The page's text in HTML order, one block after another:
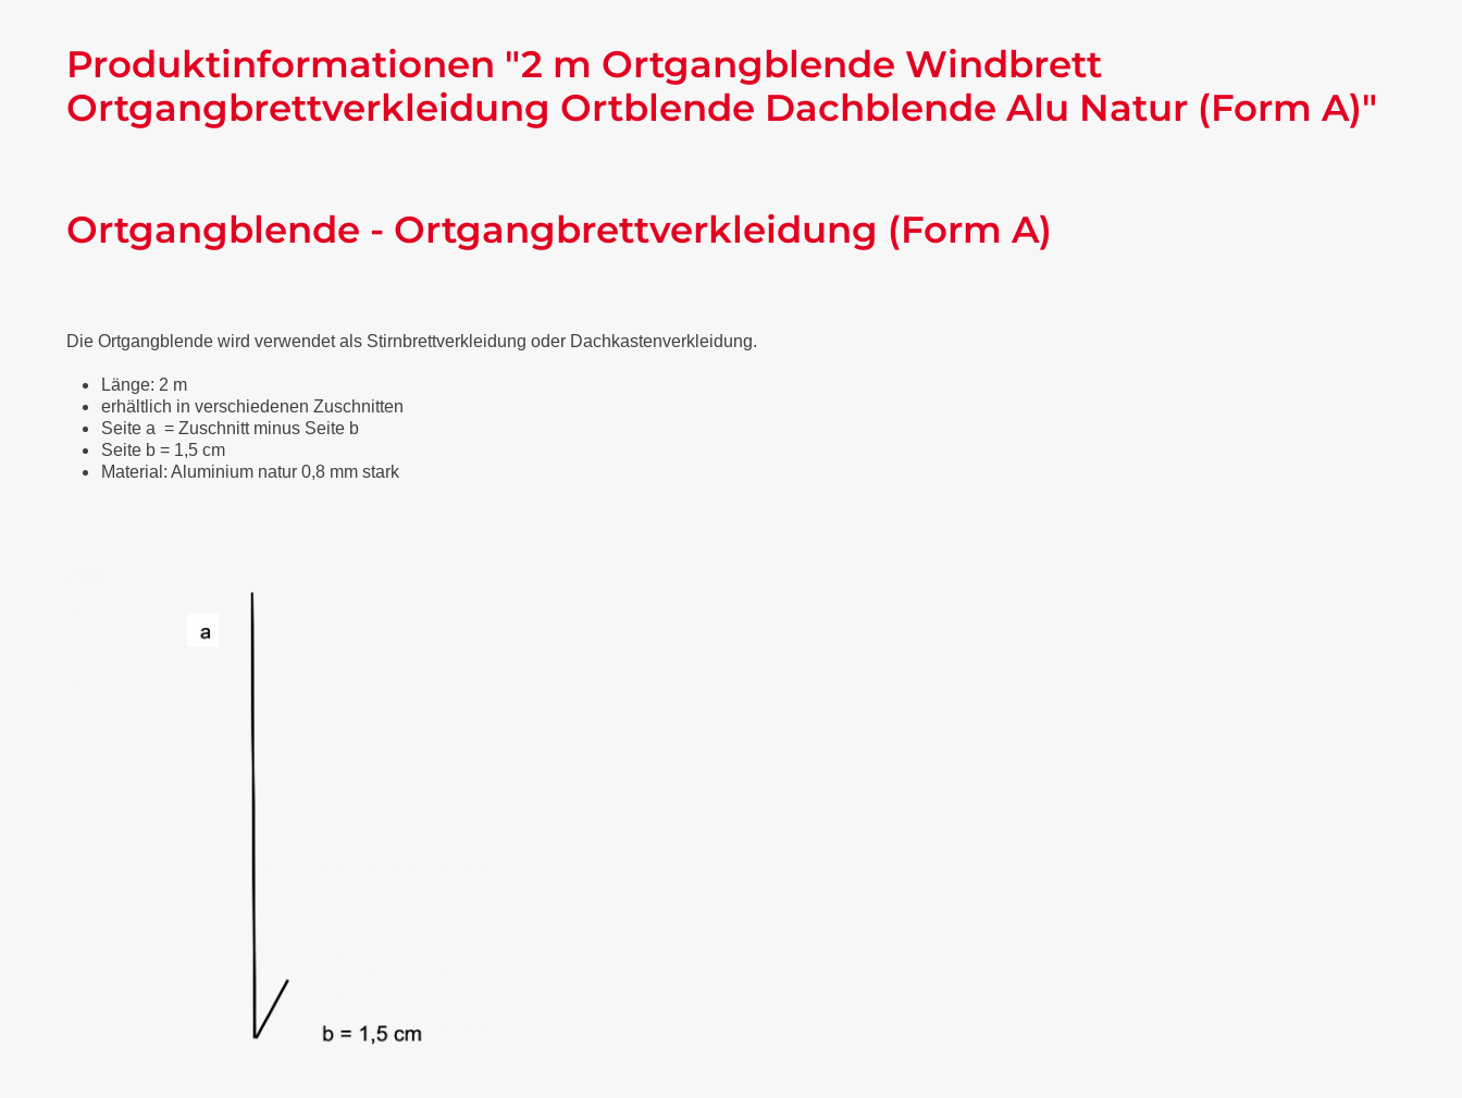
Produktinformationen "2 m Ortgangblende Windbrett
Ortgangbrettverkleidung Ortblende Dachblende Alu Natur (Form A)"
Ortgangblende - Ortgangbrettverkleidung (Form A)
Die Ortgangblende wird verwendet als Stirnbrettverkleidung oder Dachkastenverkleidung.
Länge: 2 m
erhältlich in verschiedenen Zuschnitten
Seite a = Zuschnitt minus Seite b
Seite b = 1,5 cm
Material: Aluminium natur 0,8 mm stark